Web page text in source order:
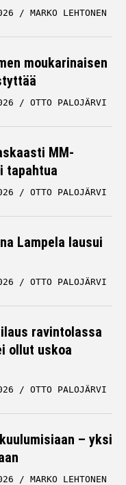
MARKO LEHTONEN
moukarinaisen
OTTO PALOJÄRVI
MM-
tapahtua
OTTO PALOJÄRVI
Lampela lausui
OTTO PALOJÄRVI
ravintolassa
ollut uskoa
OTTO PALOJÄRVI
– yksi
MARKO LEHTONEN